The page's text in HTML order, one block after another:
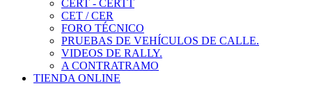
CERT - CERTT
CET / CER
FORO TÉCNICO
PRUEBAS DE VEHÍCULOS DE CALLE.
VIDEOS DE RALLY.
A CONTRATRAMO
TIENDA ONLINE